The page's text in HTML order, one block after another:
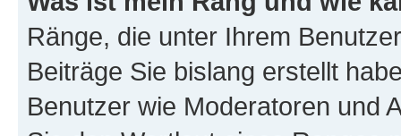
Ränge, die unter Ihrem
Beiträge Sie bislang erstellt
Benutzer wie Moderatoren und